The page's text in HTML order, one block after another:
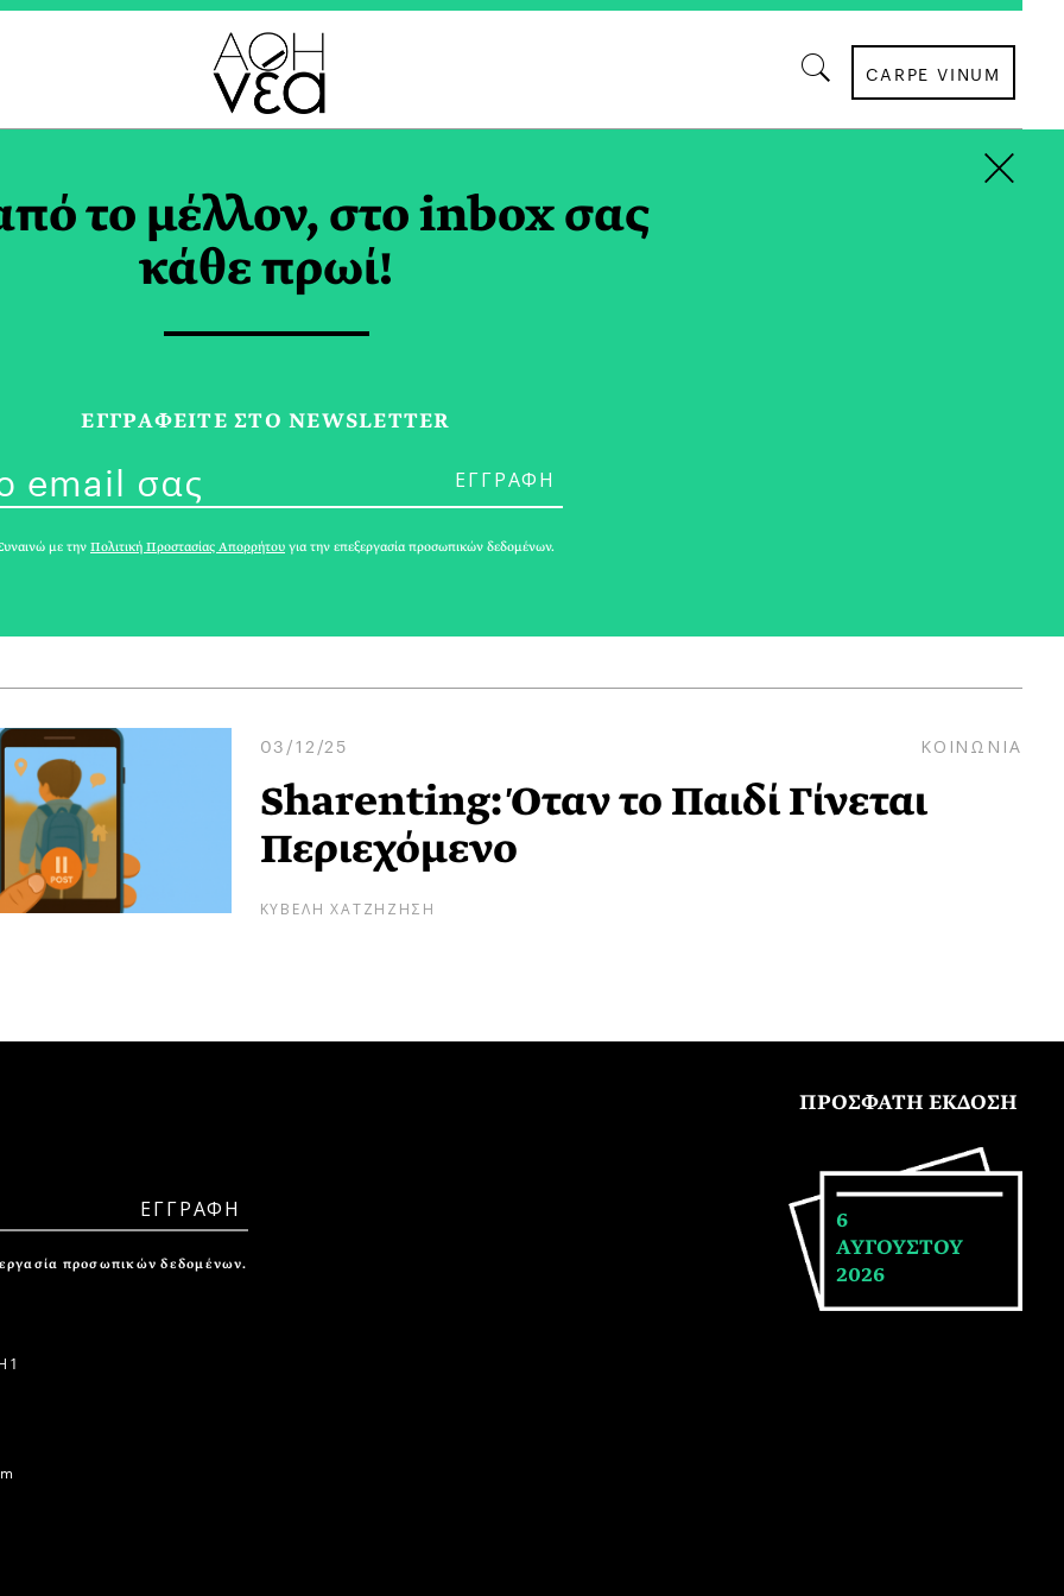
CARPE VINUM
WALLET TAG
Από τον Νόμο στην Πράξη: Η
Τεχνολογία Κλείνει το Κενό για την
Προστασία των Νέων
03/12/25 ΚΟΙΝΩΝΙΑ
Sharenting: Όταν το Παιδί Γίνεται
Περιεχόμενο
ΚΥΒΕΛΗ ΧΑΤΖΗΖΗΣΗ
προσωπικών δεδομένων.
1
ΠΡΟΣΦΑΤΗ ΕΚΔΟΣΗ
6
ΑΥΓΟΥΣΤΟΥ
2026
το μέλλον, στο inbox σας
κάθε πρωί!
ΕΓΓPΑΦΕΙΤΕ ΣΤΟ NEWSLETTER
με την Πολιτική Προστασίας Απορρήτου για την επεξεργασία προσωπικών δεδομένων.
×